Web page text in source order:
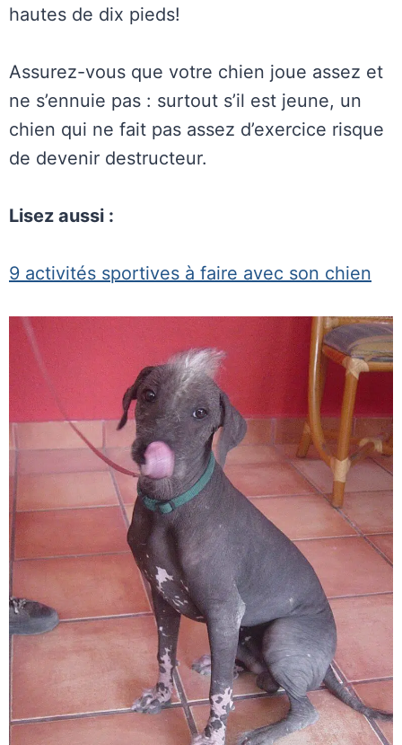
hautes de dix pieds!
Assurez-vous que votre chien joue assez et
ne s’ennuie pas : surtout s’il est jeune, un
chien qui ne fait pas assez d’exercice risque
de devenir destructeur.
Lisez aussi :
9 activités sportives à faire avec son chien